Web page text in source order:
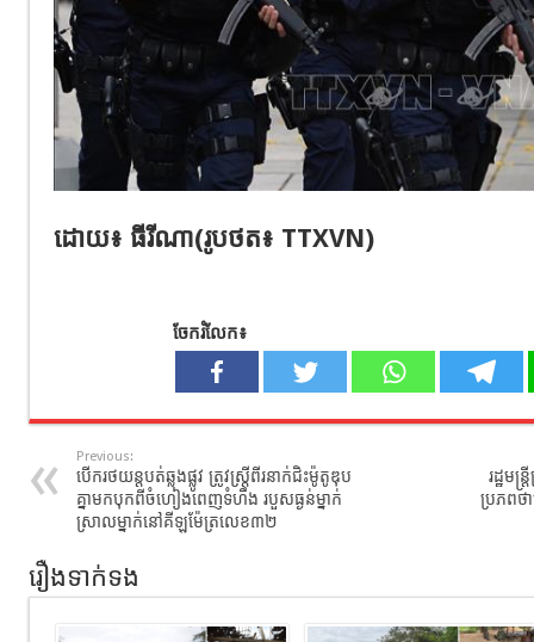
ដោយ៖ ធីរីណា(រូប​ថត​៖ TTXVN)
ចែករំលែក៖
Previous:
បើករថយន្តបត់ឆ្លងផ្លូវ ត្រូវស្ត្រីពីរនាក់ជិះម៉ូតូឌុប
គ្នាមកបុកពីចំហៀងពេញទំហឹង​ របួសធ្ងន់ម្នាក់​
ស្រាលម្នាក់នៅគីឡូម៉ែត្រលេខ៣២
រដ្ឋម
ប្រភពថ
រឿងទាក់ទង